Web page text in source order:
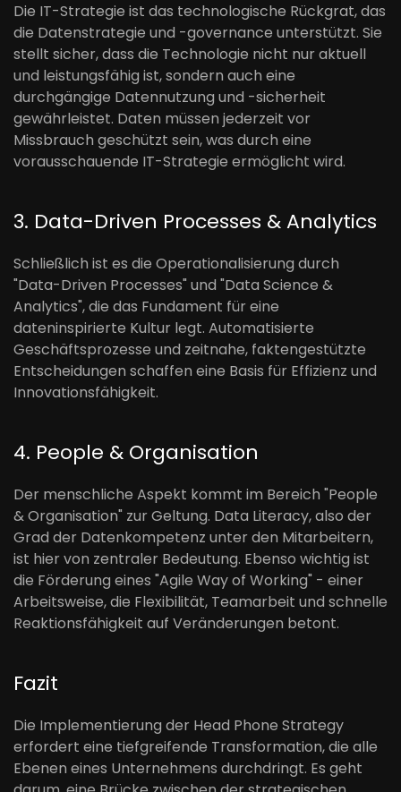
Die IT-Strategie ist das technologische Rückgrat, das
die Datenstrategie und -governance unterstützt. Sie
stellt sicher, dass die Technologie nicht nur aktuell
und leistungsfähig ist, sondern auch eine
durchgängige Datennutzung und -sicherheit
gewährleistet. Daten müssen jederzeit vor
Missbrauch geschützt sein, was durch eine
vorausschauende IT-Strategie ermöglicht wird.
3. Data-Driven Processes & Analytics
Schließlich ist es die Operationalisierung durch
"Data-Driven Processes" und "Data Science &
Analytics", die das Fundament für eine
dateninspirierte Kultur legt. Automatisierte
Geschäftsprozesse und zeitnahe, faktengestützte
Entscheidungen schaffen eine Basis für Effizienz und
Innovationsfähigkeit.
4. People & Organisation
Der menschliche Aspekt kommt im Bereich "People
& Organisation" zur Geltung. Data Literacy, also der
Grad der Datenkompetenz unter den Mitarbeitern,
ist hier von zentraler Bedeutung. Ebenso wichtig ist
die Förderung eines "Agile Way of Working" - einer
Arbeitsweise, die Flexibilität, Teamarbeit und schnelle
Reaktionsfähigkeit auf Veränderungen betont.
Fazit
Die Implementierung der Head Phone Strategy
erfordert eine tiefgreifende Transformation, die alle
Ebenen eines Unternehmens durchdringt. Es geht